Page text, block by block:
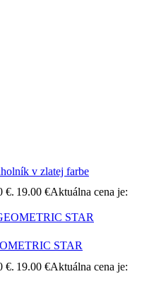
v zlatej farbe
€. 19.00 €Aktuálna cena je:
STAR
€. 19.00 €Aktuálna cena je: